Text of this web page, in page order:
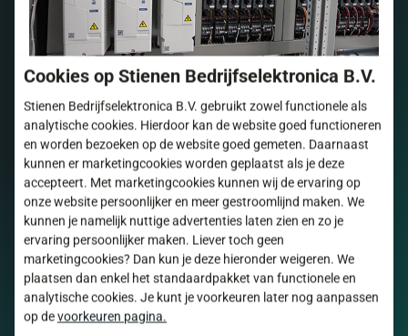
Cookies op Stienen Bedrijfselektronica B.V.
Stienen Bedrijfselektronica B.V. gebruikt zowel functionele als
analytische cookies. Hierdoor kan de website goed functioneren
en worden bezoeken op de website goed gemeten. Daarnaast
kunnen er marketingcookies worden geplaatst als je deze
accepteert. Met marketingcookies kunnen wij de ervaring op
onze website persoonlijker en meer gestroomlijnd maken. We
kunnen je namelijk nuttige advertenties laten zien en zo je
ervaring persoonlijker maken. Liever toch geen
marketingcookies? Dan kun je deze hieronder weigeren. We
plaatsen dan enkel het standaardpakket van functionele en
analytische cookies. Je kunt je voorkeuren later nog aanpassen
op devoorkeuren pagina.